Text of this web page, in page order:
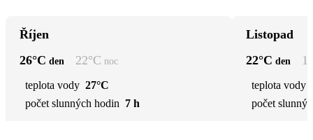
Říjen
26°C den 22°C noc
teplota vody 27°C
počet slunných hodin 7 h
Listopad
22°C den
teplota vody
počet